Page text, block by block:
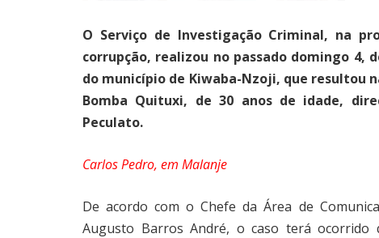
O Serviço de Investigação Criminal, na
corrupção, realizou no passado domingo
do município de Kiwaba-Nzoji, que resultou
Bomba Quituxi, de 30 anos de idade,
Peculato.
Carlos Pedro, em Malanje
De acordo com o Chefe da Área de
Augusto Barros André, o caso terá ocorrido